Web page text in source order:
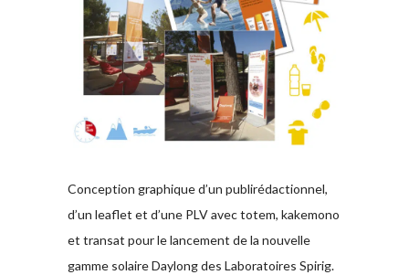
Conception graphique d’un publirédactionnel,
d’un leaflet et d’une PLV avec totem, kakemono
et transat pour le lancement de la nouvelle
gamme solaire Daylong des Laboratoires Spirig.